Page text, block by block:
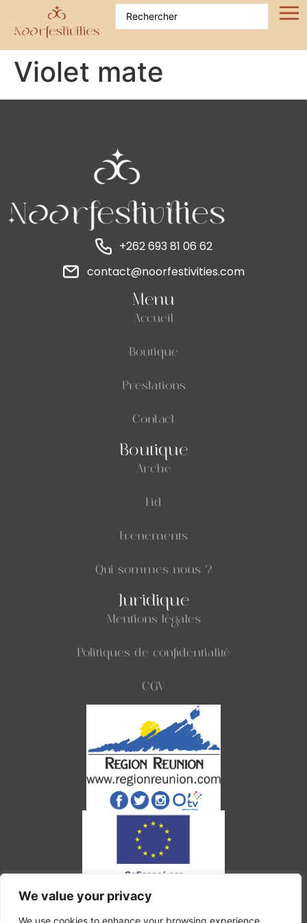
We value your privacy
We use cookies to enhance your browsing experience,
Violet mate
+262 693 81 06 62
contact@noorfestivities.com
Menu
Accueil
Boutique
Prestations
Contact
Boutique
Arche
Eid
Evenements
Qui sommes nous ?
Juridique
Mentions légales
Politiques de confidentialité
CGV
Ce site a été financé par l'Union Européenne dans le cadre du programme FEDER-
La Réunion.